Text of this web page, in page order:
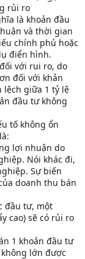
rủi ro
là khoản đầu
và thời gian
chính phủ hoặc
điển hình.
với rui ro, do
đối với khản
lệch giữa 1 tỷ lệ
đầu tư không
tố không ổn
lợi nhuận do
Nói khác đi,
Sự biến
doanh thu bán
đầu tư, một
cao) sẽ có rủi ro
1 khoản đầu tư
lớn được